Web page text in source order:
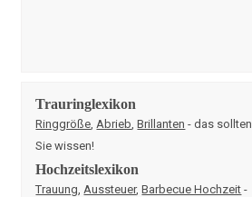
Trauringlexikon
Ringgröße Abrieb ,Brillanten - das sollten
Sie wissen!
Hochzeitslexikon
Trauung Aussteuer,Barbecue Hochzeit -